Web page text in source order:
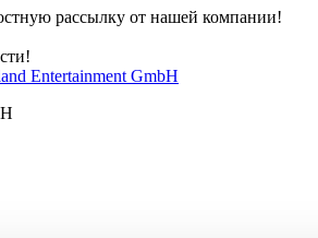
рассылку от нашей компании!